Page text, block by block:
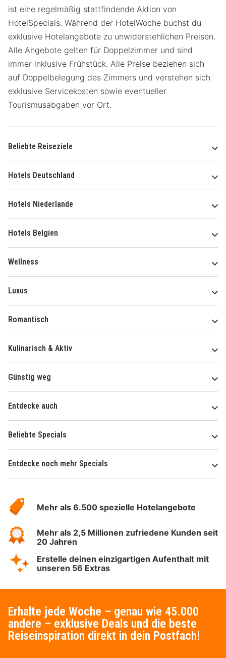
ist eine regelmäßig stattfindende Aktion von
HotelSpecials. Während der HotelWoche buchst du
exklusive Hotelangebote zu unwiderstehlichen Preisen.
Alle Angebote gelten für Doppelzimmer und sind
immer inklusive Frühstück. Alle Preise beziehen sich
auf Doppelbelegung des Zimmers und verstehen sich
exklusive Servicekosten sowie eventueller
Tourismusabgaben vor Ort.
Beliebte Reiseziele
Hotels Deutschland
Hotels Niederlande
Hotels Belgien
Wellness
Luxus
Romantisch
Kulinarisch & Aktiv
Günstig weg
Entdecke auch
Beliebte Specials
Entdecke noch mehr Specials
Hotelspecials
Mehr als 6.500 spezielle Hotelangebote
Mehr als 2,5 Millionen zufriedene Kunden seit
20 Jahren
Erstelle deinen einzigartigen Aufenthalt mit
unseren 56 Extras
Erhalte jede Woche – genau wie 45.000
andere – exklusive Deals und die beste
Reiseinspiration direkt in dein Postfach!